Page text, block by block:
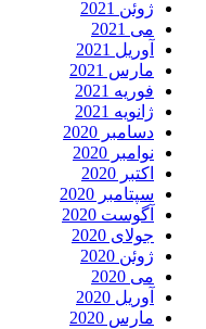
ژوئن 2021
می 2021
آوریل 2021
مارس 2021
فوریه 2021
ژانویه 2021
دسامبر 2020
نوامبر 2020
اکتبر 2020
سپتامبر 2020
آگوست 2020
جولای 2020
ژوئن 2020
می 2020
آوریل 2020
مارس 2020